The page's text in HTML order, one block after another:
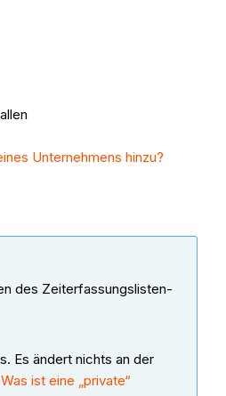
Unternehmens hinzu?
des Zeiterfassungslisten-
Es ändert nichts an der
Was ist eine „private“